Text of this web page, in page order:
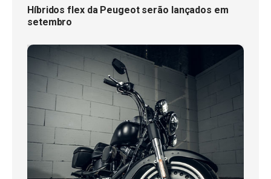
Híbridos flex da Peugeot serão lançados em
setembro